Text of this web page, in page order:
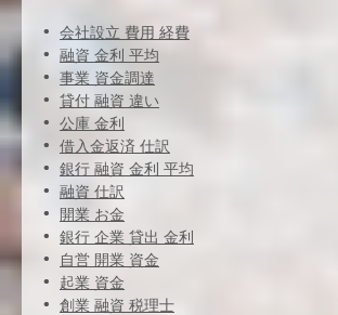
会社設立 費用 経費
融資 金利 平均
事業 資金調達
貸付 融資 違い
公庫 金利
借入金返済 仕訳
銀行 融資 金利 平均
融資 仕訳
開業 お金
銀行 企業 貸出 金利
自営 開業 資金
起業 資金
創業 融資 税理士